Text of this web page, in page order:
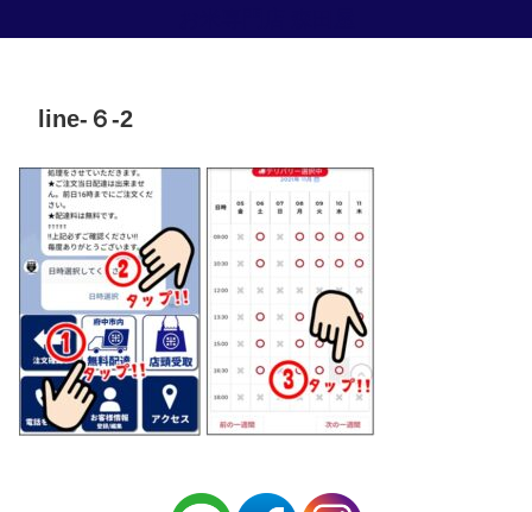
line-６-2